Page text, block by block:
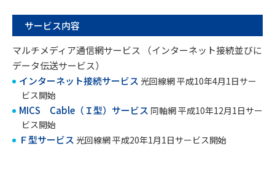
サービス内容
マルチメディア通信網サービス （インターネット接続並びに
データ伝送サービス）
インターネット接続サービス 光回線網 平成10年4月1日サー
ビス開始
MICS Cable（Ｉ型）サービス 同軸網 平成10年12月1日サー
ビス開始
Ｆ型サービス 光回線網 平成20年1月1日サービス開始